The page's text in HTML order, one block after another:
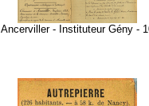
Ancerviller - Instituteur Gény -